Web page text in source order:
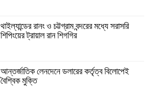
থাইল্যান্ডের রানং ও চট্টগ্রাম বন্দরের মধ্যে সরাসরি
শিপিংয়ের ট্রায়াল রান শিগগির
আন্তর্জাতিক লেনদেনে ডলারের কর্তৃত্ব বিলোপেই
বৈশ্বিক মুক্তি